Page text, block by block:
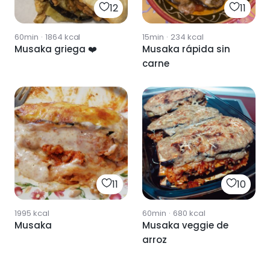
12
60min · 1864 kcal
Musaka griega ❤️
11
15min · 234 kcal
Musaka rápida sin
carne
11
1995 kcal
Musaka
10
60min · 680 kcal
Musaka veggie de
arroz